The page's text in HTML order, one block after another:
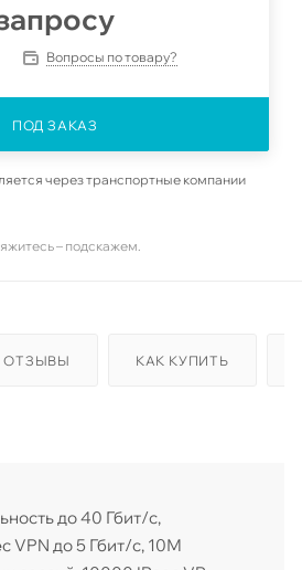
Вопросы по товару?
ПОД ЗАКАЗ
через транспортные компании
– подскажем.
ОТЗЫВЫ КАК КУПИТЬ
до 40 Гбит/с,
VPN до 5 Гбит/с, 10М